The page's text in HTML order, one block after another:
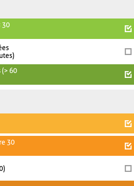
30
60
30